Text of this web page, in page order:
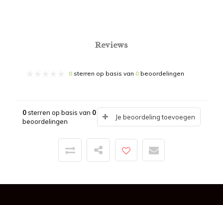
Reviews
0 sterren op basis van 0 beoordelingen
0sterren op basis van 0
beoordelingen
Je beoordeling toevoegen